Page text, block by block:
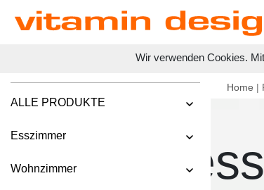
Wir verwenden Cookies.
ALLE PRODUKTE
Esszimmer
Wohnzimmer
Home |